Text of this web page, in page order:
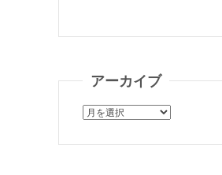
アーカイブ
ア
カ